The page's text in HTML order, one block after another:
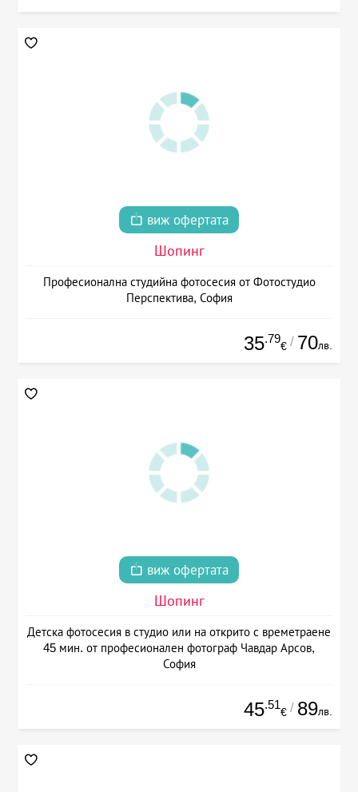
виж офертата
Шопинг
Професионална студийна фотосесия от Фотостудио
Перспектива, София
35.79
€ / 70лв.
виж офертата
Шопинг
Детска фотосесия в студио или на открито с времетраене
45 мин. от професионален фотограф Чавдар Арсов,
София
45.51
€ / 89лв.